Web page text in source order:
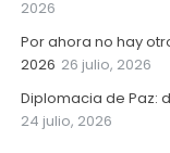
2026
Por ahora no hay
2026 26 julio, 2026
Diplomacia de Paz:
24 julio, 2026